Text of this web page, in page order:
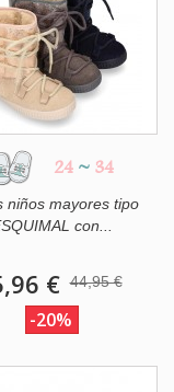
24 ~ 34
niños mayores tipo
con...
€ 44,95 €
-20%